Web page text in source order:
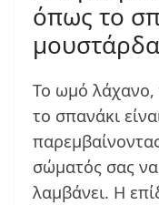
όπως το
Το ωμό λάχανο,
το σπανάκι
σώματός σας
λαμβάνει. Η